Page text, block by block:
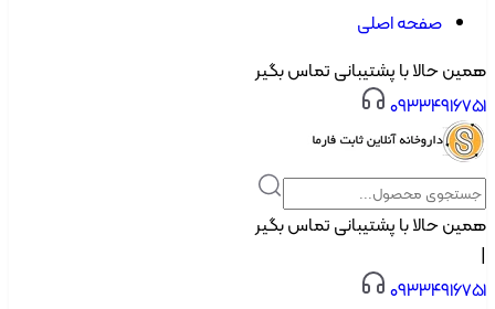
صفحه اصلی
حالا با پشتیبانی تماس بگیر
حالا با پشتیبانی تماس بگیر